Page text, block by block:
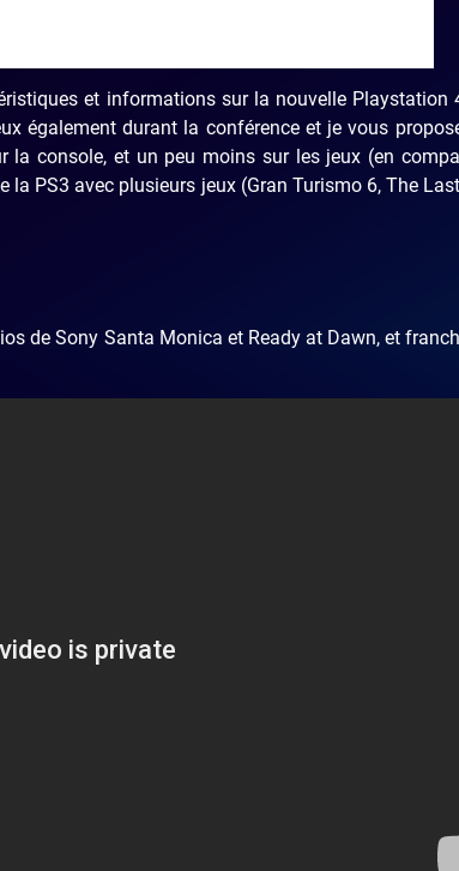
et informations sur la nouvelle Playstation
également durant la conférence et je vous
la console, et un peu moins sur les jeux (en
la PS3 avec plusieurs jeux (Gran Turismo 6, The
de Sony Santa Monica et Ready at Dawn, et